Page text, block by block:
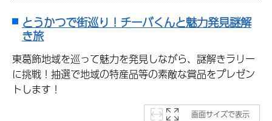
とうかつで街巡り！チーバくんと魅力発見謎解
き旅
東葛飾地域を巡って魅力を発見しながら、謎解きラリー
に挑戦！抽選で地域の特産品等の素敵な賞品をプレゼン
トします！
画面サイズで表示